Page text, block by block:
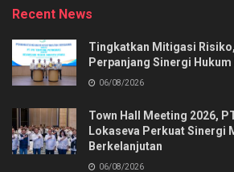
Recent News
Tingkatkan Mitigasi
Perpanjang Sinergi
06/08/2026
Town Hall Meeting 2026,
Lokaseva Perkuat Sinergi
Berkelanjutan
06/08/2026